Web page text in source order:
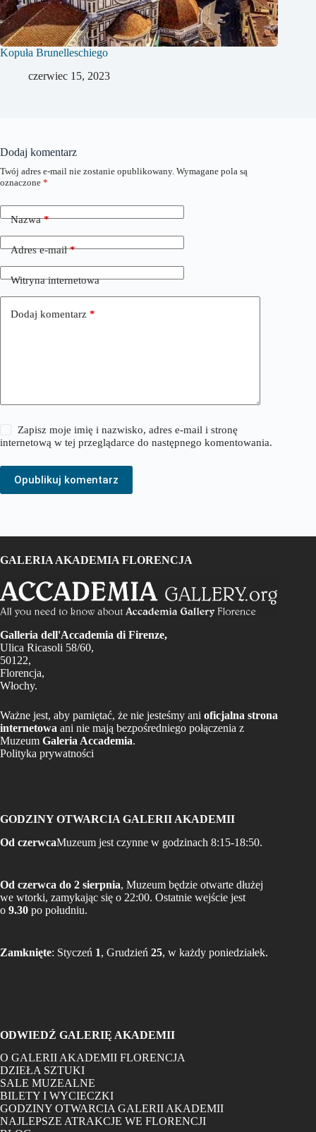
Kopuła Brunelleschiego
czerwiec 15, 2023
Dodaj komentarz
Twój adres e-mail nie zostanie opublikowany. Wymagane pola są
oznaczone *
Nazwa*
Adres e-mail*
Witryna internetowa
Dodaj komentarz *
Zapisz moje imię i nazwisko, adres e-mail i stronę
internetową w tej przeglądarce do następnego komentowania.
Opublikuj komentarz
GALERIA AKADEMIA FLORENCJA
Galleria dell'Accademia di Firenze,
Ulica Ricasoli 58/60,
50122,
Florencja,
Włochy.
Ważne jest, aby pamiętać, że nie jesteśmy ani oficjalna strona
internetowa ani nie mają bezpośredniego połączenia z
Muzeum Galeria Accademia.
Polityka prywatności
GODZINY OTWARCIA GALERII AKADEMII
Od czerwcaMuzeum jest czynne w godzinach 8:15-18:50.
Od czerwca do 2 sierpnia, Muzeum będzie otwarte dłużej
we wtorki, zamykając się o 22:00. Ostatnie wejście jest
o 9.30 po południu.
Zamknięte: Styczeń 1, Grudzień 25, w każdy poniedziałek.
ODWIEDŹ GALERIĘ AKADEMII
O GALERII AKADEMII FLORENCJA
DZIEŁA SZTUKI
SALE MUZEALNE
BILETY I WYCIECZKI
GODZINY OTWARCIA GALERII AKADEMII
NAJLEPSZE ATRAKCJE WE FLORENCJI